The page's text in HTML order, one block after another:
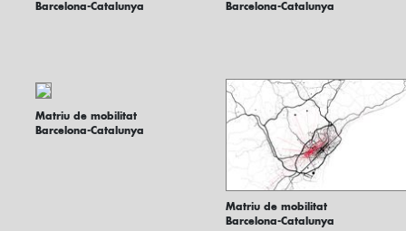
Barcelona-Catalunya
Barcelona-Catalunya
Matriu de mobilitat
Barcelona-Catalunya
Matriu de mobilitat
Barcelona-Catalunya